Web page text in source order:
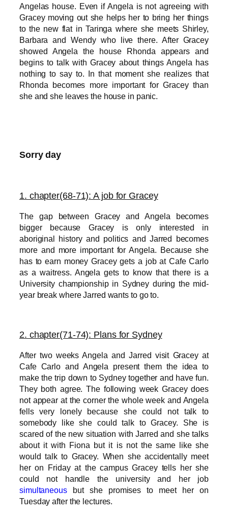
Angelas house. Even if Angela is not agreeing with
Gracey moving out she helps her to bring her things
to the new flat in Taringa where she meets Shirley,
Barbara and Wendy who live there. After Gracey
showed Angela the house Rhonda appears and
begins to talk with Gracey about things Angela has
nothing to say to. In that moment she realizes that
Rhonda becomes more important for Gracey than
she and she leaves the house in panic.
Sorry day
1. chapter(68-71): A job for Gracey
The gap between Gracey and Angela becomes
bigger because Gracey is only interested in
aboriginal history and politics and Jarred becomes
more and more important for Angela. Because she
has to earn money Gracey gets a job at Cafe Carlo
as a waitress. Angela gets to know that there is a
University championship in Sydney during the mid-
year break where Jarred wants to go to.
2. chapter(71-74): Plans for Sydney
After two weeks Angela and Jarred visit Gracey at
Cafe Carlo and Angela present them the idea to
make the trip down to Sydney together and have fun.
They both agree. The following week Gracey does
not appear at the corner the whole week and Angela
fells very lonely because she could not talk to
somebody like she could talk to Gracey. She is
scared of the new situation with Jarred and she talks
about it with Fiona but it is not the same like she
would talk to Gracey. When she accidentally meet
her on Friday at the campus Gracey tells her she
could not handle the university and her job
simultaneousbut she promises to meet her on
Tuesday after the lectures.